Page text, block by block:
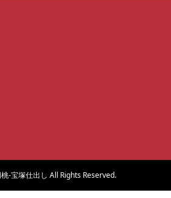
-宝塚仕出し All Rights Reserved.